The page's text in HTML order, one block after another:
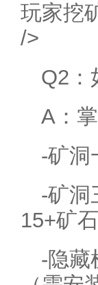
玩家挖
/>
Q2：
A：
-矿洞
-矿洞
15+矿石
-隐藏